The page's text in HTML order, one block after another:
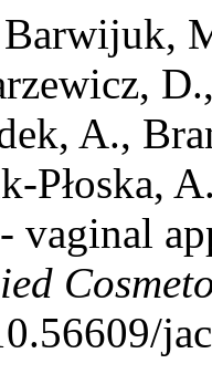
A.,
Płoska,
vaginal